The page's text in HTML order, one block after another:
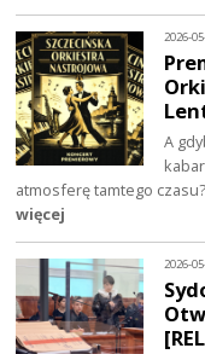
2026-
A
atmosferę tamtego
więcej
2026-